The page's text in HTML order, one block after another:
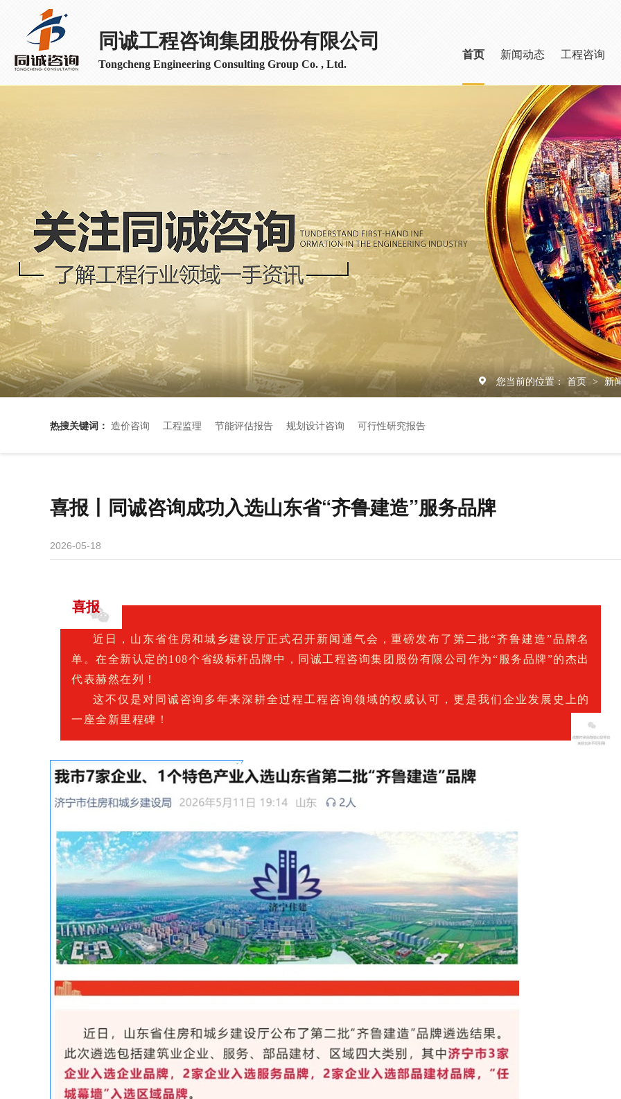
同诚工程咨询集团股份有限公司
Tongcheng Engineering Consulting Group Co. , Ltd.
首页 新闻动态 工程咨询
您当前的位置： 首页 > 新
热搜关键词： 造价咨询 工程监理 节能评估报告 规划设计咨询 可行性研究报告
喜报丨同诚咨询成功入选山东省“齐鲁建造”服务品牌
2026-05-18
喜报
近日，山东省住房和城乡建设厅正式召开新闻通气会，重磅发布了第二批“齐鲁建造”品牌名
单。在全新认定的108个省级标杆品牌中，同诚工程咨询集团股份有限公司作为“服务品牌”的杰出
代表赫然在列！
这不仅是对同诚咨询多年来深耕全过程工程咨询领域的权威认可，更是我们企业发展史上的
一座全新里程碑！